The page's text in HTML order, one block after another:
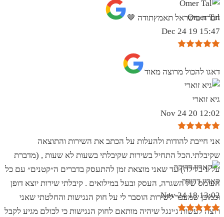
חברה בישראל תאמץתודה 🤎
Omer Tal
15:47 19 Dec 24
‏דאגו להכול מרוצה מאוד
גיא זוארי
12:02 20 Nov 24
אני חייבת להודות ולהעלות על הכתב את השירות והתוצאה
שקיבלתי.הכל התחיל בשירות שקיבלתי בשעות לא שעות , (מדברת
על 1 בלילה) עד שאני מוצאת זמן להתעסק בדברים ה״קטנים״ עם כל
העומס של השגרה, העסק ובעל במילואים . קיבלתי שירות יוצא דופן
וכמובן שמעבר לשירות הוסבר לי על חוק הנגישות והחלטתי שאני
רוצה לעשות ג׳ינגל שיהיה מותאם לחוק הנגישות כי לכולם מגיע לקבל
קארין דרוקר
13:02 18 Nov 24